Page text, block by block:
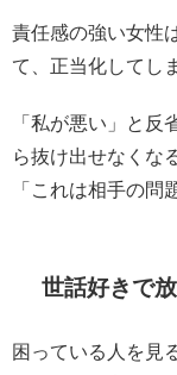
責任感の強い女性
て、正当化してし
「私が悪い」と
ら抜け出せなくな
「これは相手の問
世話好きで
困っている人を見